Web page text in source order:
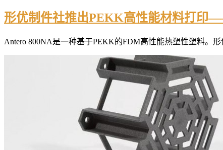
形优制件社推出PEKK高性能材料打印
Antero 800NA是一种基于PEKK的FDM高性能热塑性塑料。形